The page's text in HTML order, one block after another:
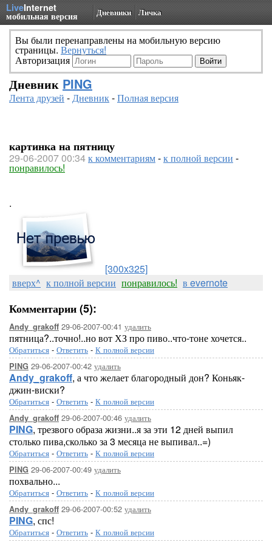
LiveInternet
мобильная версия Дневники Личка
Вы были перенаправлены на мобильную версию
страницы. Вернуться!
Авторизация
Дневник PING
Лента друзей -Дневник-Полная версия
картинка на пятницу
29-06-2007 00:34к комментариям-к полной версии -
понравилось!
.
[300x325]
вверх^ к полной версии понравилось! в evernote
Комментарии (5):
Andy_grakoff 29-06-2007-00:41 удалить
пятница?..точно!..но вот ХЗ про пиво..что-тоне хочется..
Обратиться - Ответить - К полной версии
PING 29-06-2007-00:42 удалить
Andy_grakoff, а что желает благородный дон? Коньяк-
джин-виски?
Обратиться - Ответить - К полной версии
Andy_grakoff 29-06-2007-00:46 удалить
PING, трезвого образа жизни..я за эти 12 дней выпил
столько пива,сколько за 3 месяца не выпивал..=)
Обратиться - Ответить - К полной версии
PING 29-06-2007-00:49 удалить
похвально...
Обратиться - Ответить - К полной версии
Andy_grakoff 29-06-2007-00:52 удалить
PING, спс!
Обратиться - Ответить - К полной версии